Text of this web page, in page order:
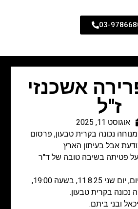
03-
אשכנזי
ז"ל
אוגוסט 11, 2025
נכונה בקרית טבעון, פרסום
אבל בעיתון הארץ
פטיתה בשיבה טובה של ד"ר
ההלוויה תתקיים היום, יום שני 11.8.25, בשעה 19:00,
נכונה בקרית טבעון.
ובני ביתם.